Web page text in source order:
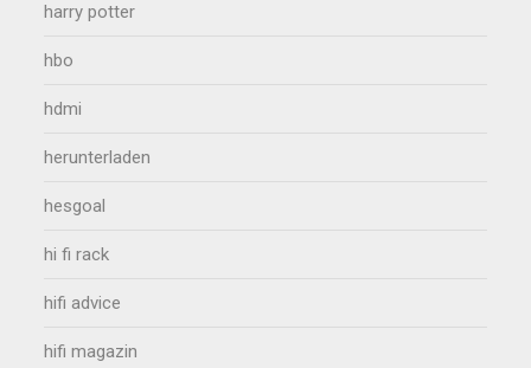
harry potter
hbo
hdmi
herunterladen
hesgoal
hi fi rack
hifi advice
hifi magazin